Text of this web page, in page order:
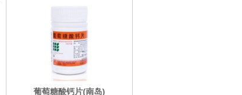
葡萄糖酸钙片(南岛)